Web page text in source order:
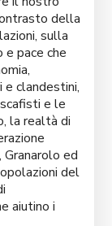
della
sulla
e pace che
e clandestini,
e le
la realtà di
Granarolo ed
del
aiutino i